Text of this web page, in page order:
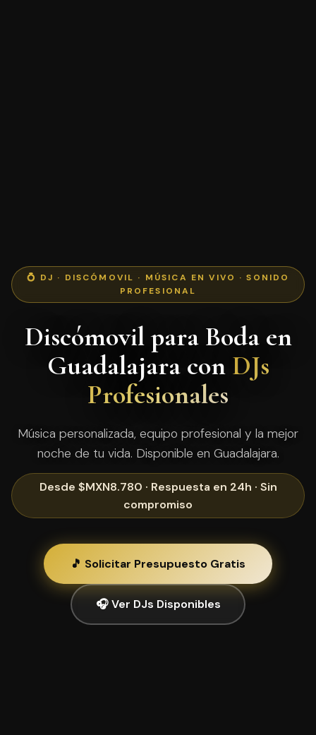
💍 DJ · DISCÓMOVIL · MÚSICA EN VIVO · SONIDO
PROFESIONAL
Discómovil para Boda en
Guadalajara con DJs
Profesionales
Música personalizada, equipo profesional y la mejor
noche de tu vida. Disponible en Guadalajara.
Desde $MXN8.780 · Respuesta en 24h · Sin
compromiso
🎵 Solicitar Presupuesto Gratis
🎧 Ver DJs Disponibles